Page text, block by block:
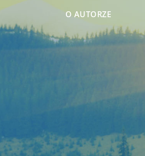
O AUTORZE